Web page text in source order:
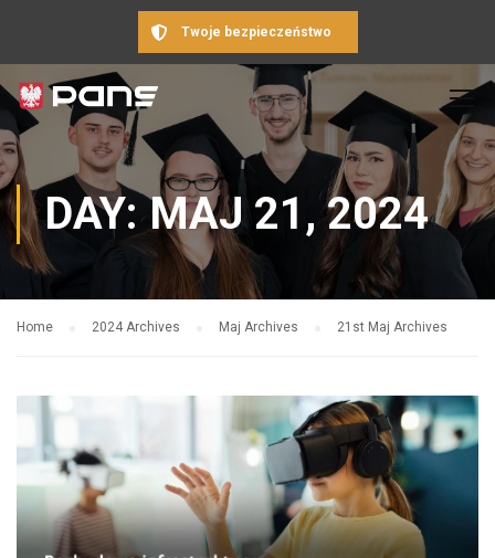
Twoje bezpieczeństwo
DAY: MAJ 21, 2024
Home 2024 Archives Maj Archives 21st Maj Archives